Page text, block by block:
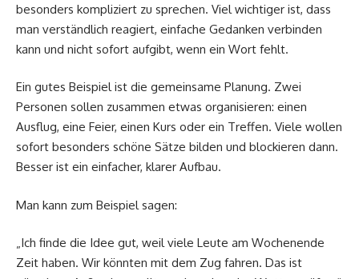
besonders kompliziert zu sprechen. Viel wichtiger ist, dass
man verständlich reagiert, einfache Gedanken verbinden
kann und nicht sofort aufgibt, wenn ein Wort fehlt.
Ein gutes Beispiel ist die gemeinsame Planung. Zwei
Personen sollen zusammen etwas organisieren: einen
Ausflug, eine Feier, einen Kurs oder ein Treffen. Viele wollen
sofort besonders schöne Sätze bilden und blockieren dann.
Besser ist ein einfacher, klarer Aufbau.
Man kann zum Beispiel sagen:
„Ich finde die Idee gut, weil viele Leute am Wochenende
Zeit haben. Wir könnten mit dem Zug fahren. Das ist